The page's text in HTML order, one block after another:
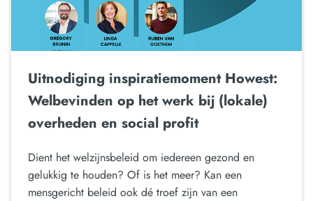
Uitnodiging inspiratiemoment Howest:
Welbevinden op het werk bij (lokale)
overheden en social profit
Dient het welzijnsbeleid om iedereen gezond en
gelukkig te houden? Of is het meer? Kan een
mensgericht beleid ook dé troef zijn van een